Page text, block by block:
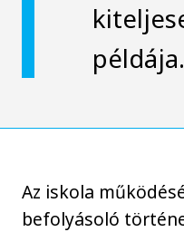
példája.
Az iskola
befolyásoló